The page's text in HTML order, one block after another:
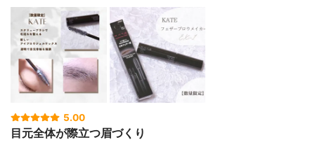
5.00
目元全体が際立つ眉づくり